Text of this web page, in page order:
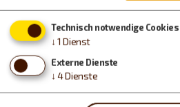
1 2 3 4
Technisch notwendige Cookies
↓ 1 Dienst
Externe Dienste
↓ 4Dienste